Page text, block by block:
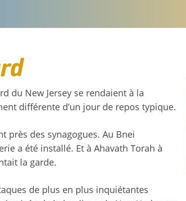
du New Jersey se rendaient à la
différente d’un jour de repos typique.
près des synagogues. Au Bnei
a été installé. Et à Ahavath Torah à
la garde.
de plus en plus inquiétantes